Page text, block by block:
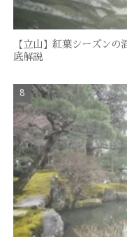
【立山】紅葉シーズン
底解説